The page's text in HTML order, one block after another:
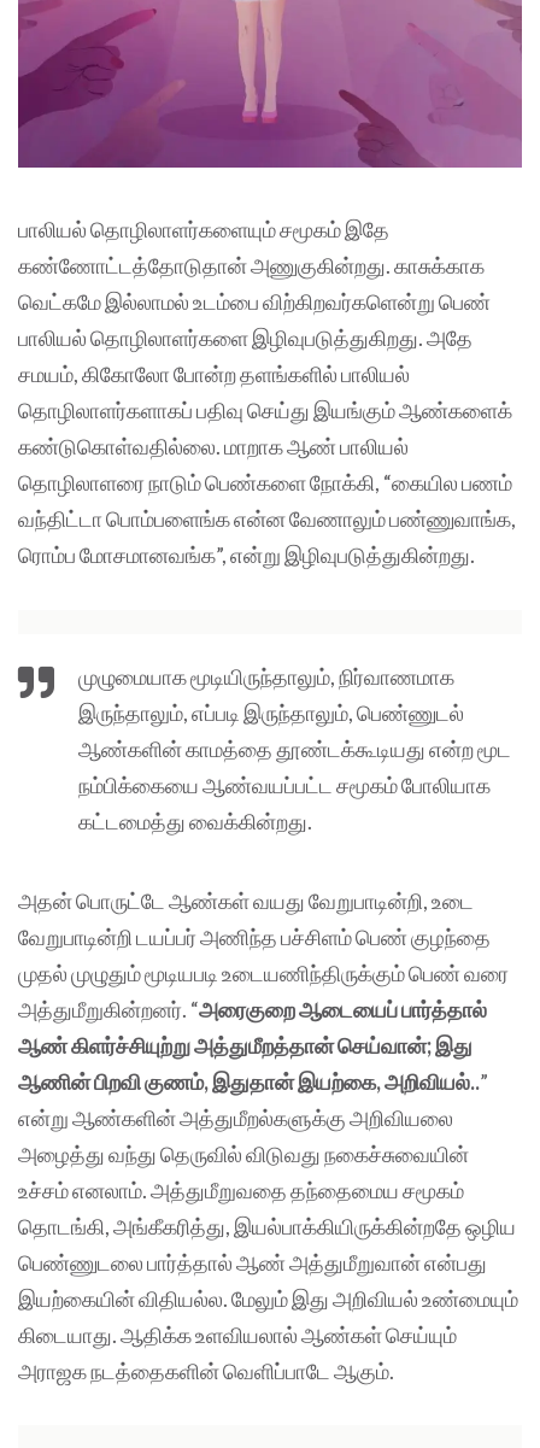
பாலியல் தொழிலாளர்களையும் சமூகம் இதே
கண்ணோட்டத்தோடுதான் அணுகுகின்றது. காசுக்காக
வெட்கமே இல்லாமல் உடம்பை விற்கிறவர்களென்று பெண்
பாலியல் தொழிலாளர்களை இழிவுபடுத்துகிறது. அதே
சமயம், கிகோலோ போன்ற தளங்களில் பாலியல்
தொழிலாளர்களாகப் பதிவு செய்து இயங்கும் ஆண்களைக்
கண்டுகொள்வதில்லை. மாறாக ஆண் பாலியல்
தொழிலாளரை நாடும் பெண்களை நோக்கி, “கையில பணம்
வந்திட்டா பொம்பளைங்க என்ன வேணாலும் பண்ணுவாங்க,
ரொம்ப மோசமானவங்க”, என்று இழிவுபடுத்துகின்றது.
முழுமையாக மூடியிருந்தாலும், நிர்வாணமாக
இருந்தாலும், எப்படி இருந்தாலும், பெண்ணுடல்
ஆண்களின் காமத்தை தூண்டக்கூடியது என்ற மூட
நம்பிக்கையை ஆண்வயப்பட்ட சமூகம் போலியாக
கட்டமைத்து வைக்கின்றது.
அதன் பொருட்டே ஆண்கள் வயது வேறுபாடின்றி, உடை
வேறுபாடின்றி டயப்பர் அணிந்த பச்சிளம் பெண் குழந்தை
முதல் முழுதும் மூடியபடி உடையணிந்திருக்கும் பெண் வரை
அத்துமீறுகின்றனர். “அரைகுறை ஆடையைப் பார்த்தால்
ஆண் கிளர்ச்சியுற்று அத்துமீறத்தான் செய்வான்; இது
ஆணின் பிறவி குணம், இதுதான் இயற்கை, அறிவியல்..”
என்று ஆண்களின் அத்துமீறல்களுக்கு அறிவியலை
அழைத்து வந்து தெருவில் விடுவது நகைச்சுவையின்
உச்சம் எனலாம். அத்துமீறுவதை தந்தைமைய சமூகம்
தொடங்கி, அங்கீகரித்து, இயல்பாக்கியிருக்கின்றதே ஒழிய
பெண்ணுடலை பார்த்தால் ஆண் அத்துமீறுவான் என்பது
இயற்கையின் விதியல்ல. மேலும் இது அறிவியல் உண்மையும்
கிடையாது. ஆதிக்க உளவியலால் ஆண்கள் செய்யும்
அராஜக நடத்தைகளின் வெளிப்பாடே ஆகும்.